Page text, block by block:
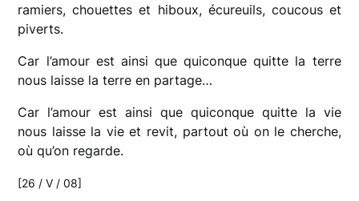
ramiers, chouettes et hiboux, écureuils, coucous et
piverts.
Car l’amour est ainsi que quiconque quitte la terre
nous laisse la terre en partage…
Car l’amour est ainsi que quiconque quitte la vie
nous laisse la vie et revit, partout où on le cherche,
où qu’on regarde.
[26 / V / 08]